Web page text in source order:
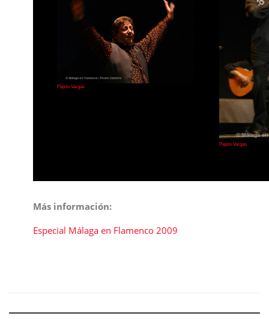
Pepito Vargas
Pepito Vargas
Más información:
Especial Málaga en Flamenco 2009